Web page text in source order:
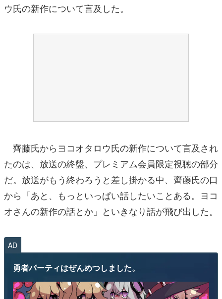
電ファミニコゲーマーとは？
ウ氏の新作について言及した。
齊藤氏からヨコオタロウ氏の新作について言及され
たのは、放送の終盤、プレミアム会員限定視聴の部分
だ。放送がもう終わろうと差し掛かる中、齊藤氏の口
から「あと、もっといっぱい話したいことある。ヨコ
オさんの新作の話とか」といきなり話が飛び出した。
AD
勇者パーティはぜんめつしました。